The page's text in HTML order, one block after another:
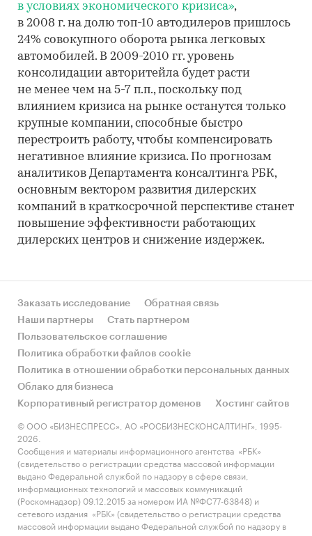
в условиях экономического кризиса»,
в 2008 г. на долю топ-10 автодилеров пришлось
24% совокупного оборота рынка легковых
автомобилей. В 2009-2010 гг. уровень
консолидации авторитейла будет расти
не менее чем на 5-7 п.п., поскольку под
влиянием кризиса на рынке останутся только
крупные компании, способные быстро
перестроить работу, чтобы компенсировать
негативное влияние кризиса. По прогнозам
аналитиков Департамента консалтинга РБК,
основным вектором развития дилерских
компаний в краткосрочной перспективе станет
повышение эффективности работающих
дилерских центров и снижение издержек.
Заказать исследование
Обратная связь
Наши партнеры
Стать партнером
Пользовательское соглашение
Политика обработки файлов cookie
Политика в отношении обработки персональных данных
Облако для бизнеса
Корпоративный регистратор доменов
Хостинг сайтов
© ООО «БИЗНЕСПРЕСС», АО «РОСБИЗНЕСКОНСАЛТИНГ», 1995-
2026.
Сообщения и материалы информационного агентства «РБК»
(свидетельство о регистрации средства массовой информации
выдано Федеральной службой по надзору в сфере связи,
информационных технологий и массовых коммуникаций
(Роскомнадзор) 09.12.2015 за номером ИА №ФС77-63848) и
сетевого издания «РБК» (свидетельство о регистрации средства
массовой информации выдано Федеральной службой по надзору в